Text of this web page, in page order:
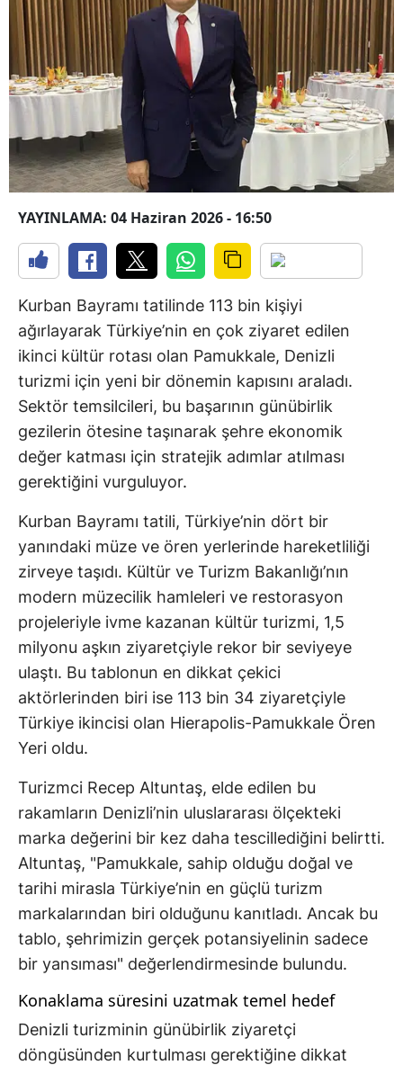
YAYINLAMA: 04 Haziran 2026 - 16:50
Kurban Bayramı tatilinde 113 bin kişiyi
ağırlayarak Türkiye’nin en çok ziyaret edilen
ikinci kültür rotası olan Pamukkale, Denizli
turizmi için yeni bir dönemin kapısını araladı.
Sektör temsilcileri, bu başarının günübirlik
gezilerin ötesine taşınarak şehre ekonomik
değer katması için stratejik adımlar atılması
gerektiğini vurguluyor.
Kurban Bayramı tatili, Türkiye’nin dört bir
yanındaki müze ve ören yerlerinde hareketliliği
zirveye taşıdı. Kültür ve Turizm Bakanlığı’nın
modern müzecilik hamleleri ve restorasyon
projeleriyle ivme kazanan kültür turizmi, 1,5
milyonu aşkın ziyaretçiyle rekor bir seviyeye
ulaştı. Bu tablonun en dikkat çekici
aktörlerinden biri ise 113 bin 34 ziyaretçiyle
Türkiye ikincisi olan Hierapolis-Pamukkale Ören
Yeri oldu.
Turizmci Recep Altuntaş, elde edilen bu
rakamların Denizli’nin uluslararası ölçekteki
marka değerini bir kez daha tescillediğini belirtti.
Altuntaş, "Pamukkale, sahip olduğu doğal ve
tarihi mirasla Türkiye’nin en güçlü turizm
markalarından biri olduğunu kanıtladı. Ancak bu
tablo, şehrimizin gerçek potansiyelinin sadece
bir yansıması" değerlendirmesinde bulundu.
Konaklama süresini uzatmak temel hedef
Denizli turizminin günübirlik ziyaretçi
döngüsünden kurtulması gerektiğine dikkat